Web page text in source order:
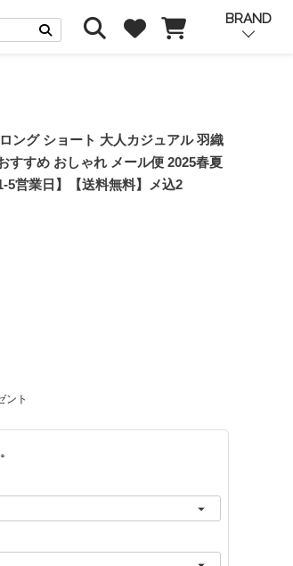
BRAND
ング ショート 大人カジュアル 羽織
すすめ おしゃれ メール便 2025春夏
5営業日】【送料無料】メ込2
ント